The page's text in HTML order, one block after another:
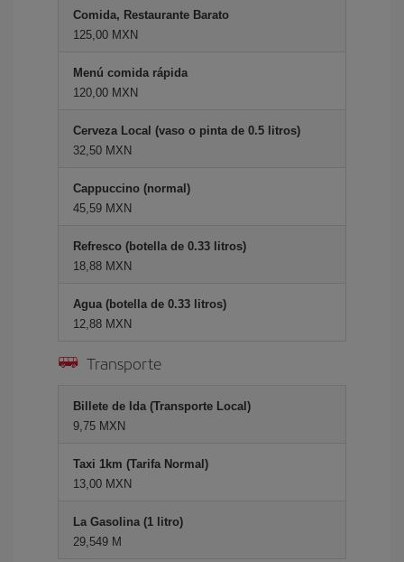
Comida, Restaurante Barato
125,00 MXN
Menú comida rápida
120,00 MXN
Cerveza Local (vaso o pinta de 0.5 litros)
32,50 MXN
Cappuccino (normal)
45,59 MXN
Refresco (botella de 0.33 litros)
18,88 MXN
Agua (botella de 0.33 litros)
12,88 MXN
Transporte
Billete de Ida (Transporte Local)
9,75 MXN
Taxi 1km (Tarifa Normal)
13,00 MXN
La Gasolina (1 litro)
29,549 M